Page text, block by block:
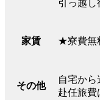
引っ越し
家賃 ★寮費無
その他
自宅から
赴任旅費